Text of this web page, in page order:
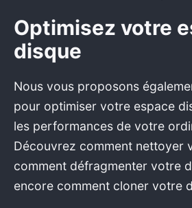
Optimisez votre
disque
Nous vous proposons
pour optimiser votre espace
les performances de votre
Découvrez comment nettoyer
comment défragmenter votre
encore comment cloner votre